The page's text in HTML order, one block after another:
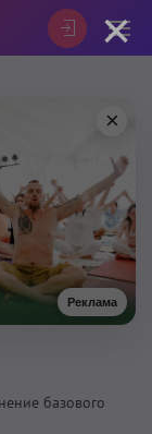
Реклама
×
базового
×